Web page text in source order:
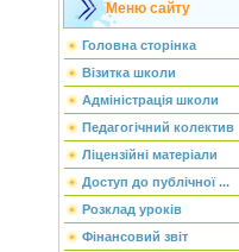
Меню сайту
Головна сторінка
Візитка школи
Адміністрація школи
Педагогічний колектив
Ліцензійні матеріали
Доступ до публічної ...
Розклад уроків
Фінансовий звіт